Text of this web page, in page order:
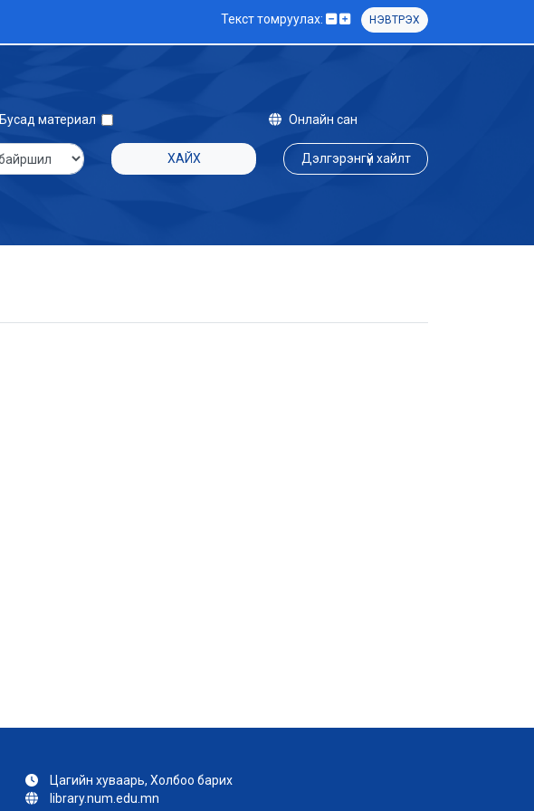
Текст томруулах: НЭВТРЭХ
Бусад материал Онлайн сан
ХАЙХ Дэлгэрэнгүй хайлт
Цагийн хуваарь, Холбоо барих
library.num.edu.mn